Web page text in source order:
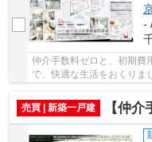
-
仲介手数料ゼロと、初期費
で、快適な生活をおくりま
売買 | 新築一戸建
【仲介手